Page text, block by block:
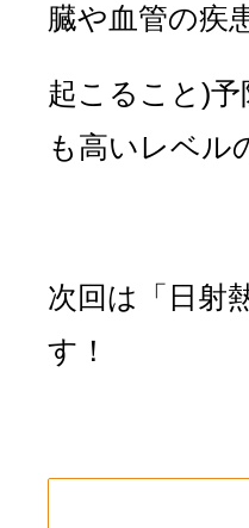
臓や血管の疾
起こること)
も高いレベル
次回は「日射
す！